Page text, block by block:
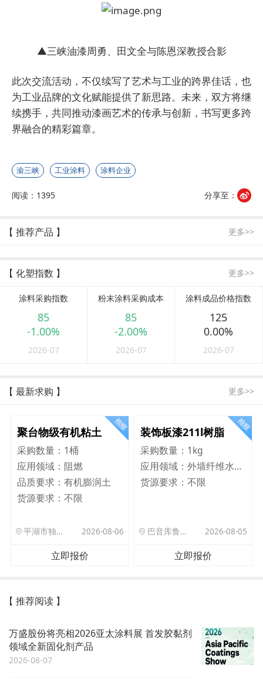
▲三峡油漆周勇、田文全与陈恩深教授合影
此次交流活动，不仅续写了艺术与工业的跨界佳话，也
为工业品牌的文化赋能提供了新思路。未来，双方将继
续携手，共同推动漆画艺术的传承与创新，书写更多跨
界融合的精彩篇章。
渝三峡 工业涂料 涂料企业
阅读：1395 分享至：
【 推荐产品 】 更多>>
【 化塑指数 】 更多>>
涂料采购指数
85
-1.00%
2026-07
粉末涂料采购成本
85
-2.00%
2026-07
涂料成品价格指数
125
0.00%
2026-07
【 最新求购 】 更多>>
聚台物级有机粘土
采购数量： 1桶
应用领域： 阻燃
品质要求： 有机膨润土
货源要求： 不限
平湖市独山港镇集港路 589 号 2026-08-06
立即报价
装饰板漆211l树脂
采购数量： 1kg
应用领域：
外墙纤维水泥板
货源要求：不限
巴音库鲁提镇,托帕口岸六号库房 2026-08-05
立即报价
【 推荐阅读 】
万盛股份将亮相2026亚太涂料展 首发胶黏剂
领域全新固化剂产品
2026-08-07